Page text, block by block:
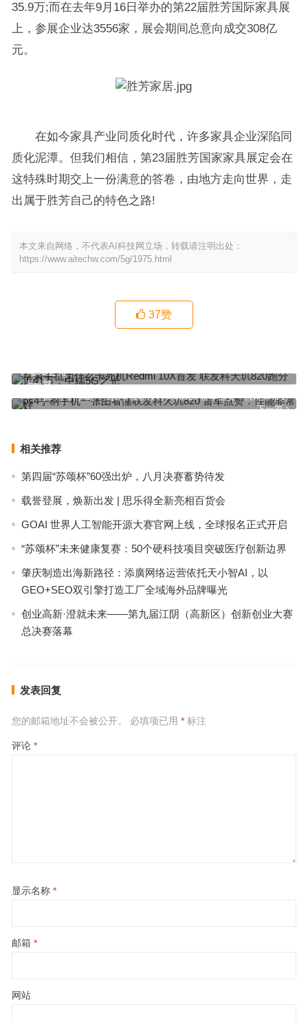
35.9万;而在去年9月16日举办的第22届胜芳国际家具展
上，参展企业达3556家，展会期间总意向成交308亿
元。
在如今家具产业同质化时代，许多家具企业深陷同
质化泥潭。但我们相信，第23届胜芳国家家具展定会在
这特殊时期交上一份满意的答卷，由地方走向世界，走
出属于胜芳自己的特色之路!
本文来自网络，不代表AI科技网立场，转载请注明出处：
https://www.aitechw.com/5g/1975.html
37赞
上一篇
中端5G之光
下一篇
ps4手柄手机一张图看懂联发科天玑820 雷军点赞：性能非常好
相关推荐
第四届“苏颂杯”60强出炉，八月决赛蓄势待发
载誉登展，焕新出发 | 思乐得全新亮相百货会
GOAI 世界人工智能开源大赛官网上线，全球报名正式开启
“苏颂杯”未来健康复赛：50个硬科技项目突破医疗创新边界
肇庆制造出海新路径：添廣网络运营依托天小智AI，以
GEO+SEO双引擎打造工厂全域海外品牌曝光
创业高新·澄就未来——第九届江阴（高新区）创新创业大赛
总决赛落幕
发表回复
您的邮箱地址不会被公开。 必填项已用 *标注
评论 *
显示名称 *
邮箱 *
网站